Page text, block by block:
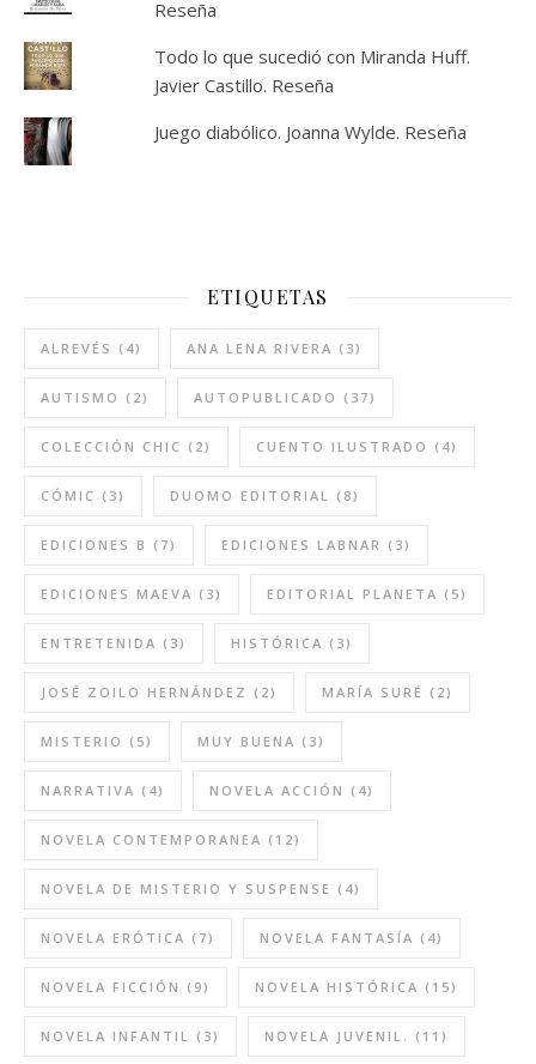
Reseña
Todo lo que sucedió con Miranda Huff.
Javier Castillo. Reseña
Juego diabólico. Joanna Wylde. Reseña
ETIQUETAS
ALREVÉS (4) ANA LENA RIVERA (3)
AUTISMO (2) AUTOPUBLICADO (37)
COLECCIÓN CHIC (2) CUENTO ILUSTRADO (4)
CÓMIC (3) DUOMO EDITORIAL (8)
EDICIONES B (7) EDICIONES LABNAR (3)
EDICIONES MAEVA (3) EDITORIAL PLANETA (5)
ENTRETENIDA (3) HISTÓRICA (3)
JOSÉ ZOILO HERNÁNDEZ (2) MARÍA SURÉ (2)
MISTERIO (5) MUY BUENA (3)
NARRATIVA (4) NOVELA ACCIÓN (4)
NOVELA CONTEMPORANEA (12)
NOVELA DE MISTERIO Y SUSPENSE (4)
NOVELA ERÓTICA (7) NOVELA FANTASÍA (4)
NOVELA FICCIÓN (9) NOVELA HISTÓRICA (15)
NOVELA INFANTIL (3) NOVELA JUVENIL. (11)